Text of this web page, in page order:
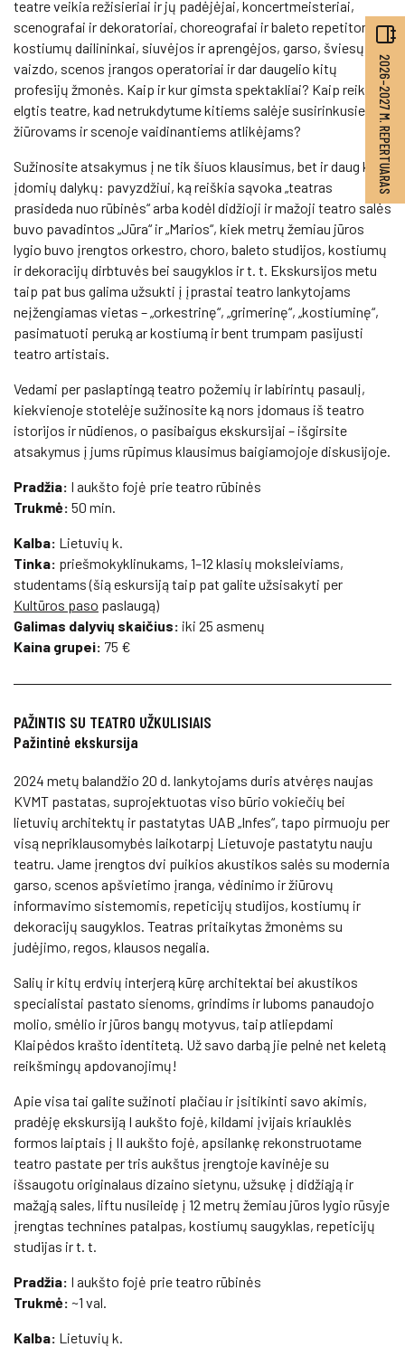
teatre veikia režisieriai ir jų padėjėjai, koncertmeisteriai,
scenografai ir dekoratoriai, choreografai ir baleto repetitoriai,
kostiumų dailininkai, siuvėjos ir aprengėjos, garso, šviesų,
vaizdo, scenos įrangos operatoriai ir dar daugelio kitų
profesijų žmonės. Kaip ir kur gimsta spektakliai? Kaip reikia
elgtis teatre, kad netrukdytume kitiems salėje susirinkusiems
žiūrovams ir scenoje vaidinantiems atlikėjams?
Sužinosite atsakymus į ne tik šiuos klausimus, bet ir daug kitų
įdomių dalykų: pavyzdžiui, ką reiškia sąvoka „teatras
prasideda nuo rūbinės“ arba kodėl didžioji ir mažoji teatro salės
buvo pavadintos „Jūra“ ir „Marios“, kiek metrų žemiau jūros
lygio buvo įrengtos orkestro, choro, baleto studijos, kostiumų
ir dekoracijų dirbtuvės bei saugyklos ir t. t. Ekskursijos metu
taip pat bus galima užsukti į įprastai teatro lankytojams
neįžengiamas vietas – „orkestrinę“, „grimerinę“, „kostiuminę“,
pasimatuoti peruką ar kostiumą ir bent trumpam pasijusti
teatro artistais.
Vedami per paslaptingą teatro požemių ir labirintų pasaulį,
kiekvienoje stotelėje sužinosite ką nors įdomaus iš teatro
istorijos ir nūdienos, o pasibaigus ekskursijai – išgirsite
atsakymus į jums rūpimus klausimus baigiamojoje diskusijoje.
Pradžia: I aukšto fojė prie teatro rūbinės
Trukmė: 50 min.
Kalba: Lietuvių k.
Tinka: priešmokyklinukams, 1–12 klasių moksleiviams,
studentams (šią eskursiją taip pat galite užsisakyti per
Kultūros paso paslaugą)
Galimas dalyvių skaičius: iki 25 asmenų
Kaina grupei: 75 €
PAŽINTIS SU TEATRO UŽKULISIAIS
Pažintinė ekskursija
2024 metų balandžio 20 d. lankytojams duris atvėręs naujas
KVMT pastatas, suprojektuotas viso būrio vokiečių bei
lietuvių architektų ir pastatytas UAB „Infes“, tapo pirmuoju per
visą nepriklausomybės laikotarpį Lietuvoje pastatytu nauju
teatru. Jame įrengtos dvi puikios akustikos salės su modernia
garso, scenos apšvietimo įranga, vėdinimo ir žiūrovų
informavimo sistemomis, repeticijų studijos, kostiumų ir
dekoracijų saugyklos. Teatras pritaikytas žmonėms su
judėjimo, regos, klausos negalia.
Salių ir kitų erdvių interjerą kūrę architektai bei akustikos
specialistai pastato sienoms, grindims ir luboms panaudojo
molio, smėlio ir jūros bangų motyvus, taip atliepdami
Klaipėdos krašto identitetą. Už savo darbą jie pelnė net keletą
reikšmingų apdovanojimų!
Apie visa tai galite sužinoti plačiau ir įsitikinti savo akimis,
pradėję ekskursiją I aukšto fojė, kildami įvijais kriauklės
formos laiptais į II aukšto fojė, apsilankę rekonstruotame
teatro pastate per tris aukštus įrengtoje kavinėje su
išsaugotu originalaus dizaino sietynu, užsukę į didžiąją ir
mažąją sales, liftu nusileidę į 12 metrų žemiau jūros lygio rūsyje
įrengtas technines patalpas, kostiumų saugyklas, repeticijų
studijas ir t. t.
Pradžia: I aukšto fojė prie teatro rūbinės
Trukmė: ~1 val.
Kalba: Lietuvių k.
2026–2027 M. REPERTUARAS